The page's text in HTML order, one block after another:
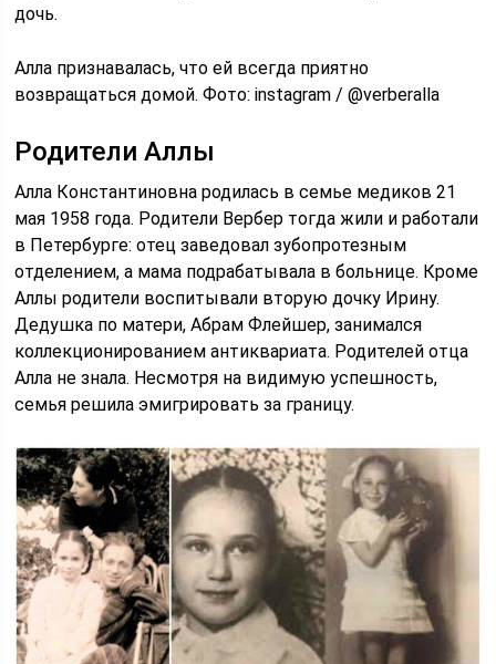
дочь.
Алла признавалась, что ей всегда приятно
возвращаться домой. Фото: instagram / @verberalla
Родители Аллы
Алла Константиновна родилась в семье медиков 21
мая 1958 года. Родители Вербер тогда жили и работали
в Петербурге: отец заведовал зубопротезным
отделением, а мама подрабатывала в больнице. Кроме
Аллы родители воспитывали вторую дочку Ирину.
Дедушка по матери, Абрам Флейшер, занимался
коллекционированием антиквариата. Родителей отца
Алла не знала. Несмотря на видимую успешность,
семья решила эмигрировать за границу.